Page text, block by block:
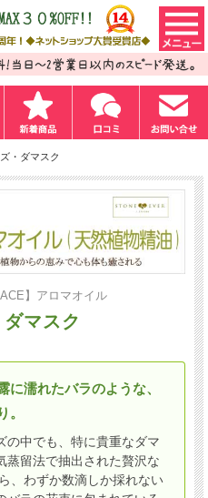
・ダマスク
】アロマオイル
マスク
に濡れたバラのような、
。
の中でも、特に貴重なダマ
蒸留法で抽出された贅沢な
、わずか数滴しか採れない